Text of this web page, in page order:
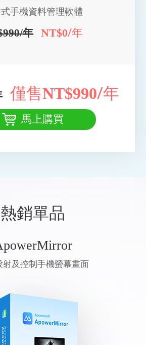
手機資料管理軟體
年 NT$0/年
僅售NT$990/年
馬上購買
熱銷單品
射及控制手機螢幕畫面